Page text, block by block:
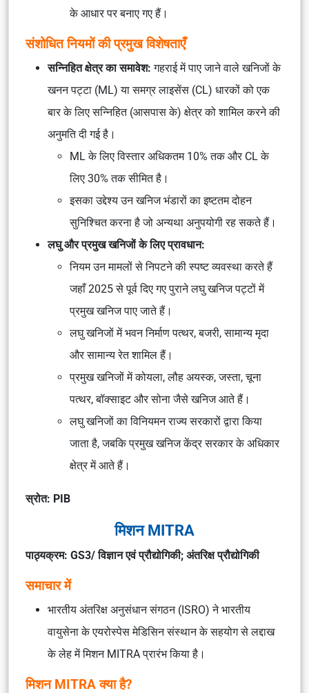
के आधार पर बनाए गए हैं।
संशोधित नियमों की प्रमुख विशेषताएँ
सन्निहित क्षेत्र का समावेश: गहराई में पाए जाने वाले खनिजों के
खनन पट्टा (ML) या समग्र लाइसेंस (CL) धारकों को एक
बार के लिए सन्निहित (आसपास के) क्षेत्र को शामिल करने की
अनुमति दी गई है।
ML के लिए विस्तार अधिकतम 10% तक और CL के
लिए 30% तक सीमित है।
इसका उद्देश्य उन खनिज भंडारों का इष्टतम दोहन
सुनिश्चित करना है जो अन्यथा अनुपयोगी रह सकते हैं।
लघु और प्रमुख खनिजों के लिए प्रावधान:
नियम उन मामलों से निपटने की स्पष्ट व्यवस्था करते हैं
जहाँ 2025 से पूर्व दिए गए पुराने लघु खनिज पट्टों में
प्रमुख खनिज पाए जाते हैं।
लघु खनिजों में भवन निर्माण पत्थर, बजरी, सामान्य मृदा
और सामान्य रेत शामिल हैं।
प्रमुख खनिजों में कोयला, लौह अयस्क, जस्ता, चूना
पत्थर, बॉक्साइट और सोना जैसे खनिज आते हैं।
लघु खनिजों का विनियमन राज्य सरकारों द्वारा किया
जाता है, जबकि प्रमुख खनिज केंद्र सरकार के अधिकार
क्षेत्र में आते हैं।
स्रोत: PIB
मिशन MITRA
पाठ्यक्रम: GS3/ विज्ञान एवं प्रौद्योगिकी; अंतरिक्ष प्रौद्योगिकी
समाचार में
भारतीय अंतरिक्ष अनुसंधान संगठन (ISRO) ने भारतीय
वायुसेना के एयरोस्पेस मेडिसिन संस्थान के सहयोग से लद्दाख
के लेह में मिशन MITRA प्रारंभ किया है।
मिशन MITRA क्या है?